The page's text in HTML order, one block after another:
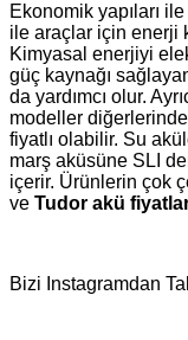
Ekonomik yapıları
ile araçlar için enerji
Kimyasal enerjiyi
güç kaynağı
da yardımcı olur.
modeller
fiyatlı olabilir. Su
marş aküsüne SLI
içerir. Ürünlerin çok
ve Tudor akü
Bizi Instagramdan